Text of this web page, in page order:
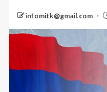
infomitk@gmail.com